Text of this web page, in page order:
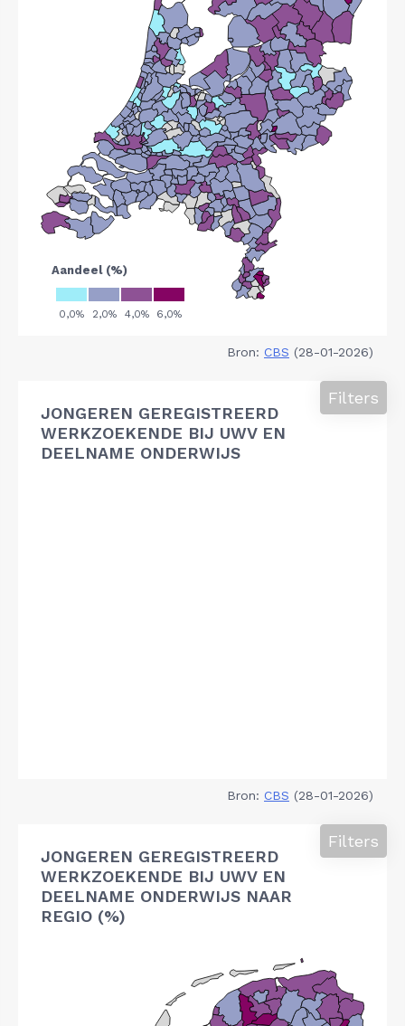
Bron: CBS (28-01-2026)
JONGEREN GEREGISTREERD
WERKZOEKENDE BIJ UWV EN
DEELNAME ONDERWIJS
Filters
Bron: CBS (28-01-2026)
JONGEREN GEREGISTREERD
WERKZOEKENDE BIJ UWV EN
DEELNAME ONDERWIJS NAAR
REGIO (%)
Filters